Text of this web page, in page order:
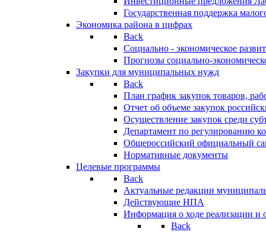
Государственная поддержка
Экономика района в цифрах
Back
Социально - экономическое
Прогнозы социально-
Закупки для муниципальных нужд
Back
План график закупок товаров,
Отчет об объеме закупок
Осуществление закупок среди
Департамент по регулированию
Общероссийский официальный
Нормативные документы
Целевые программы
Back
Актуальные редакции
Действующие НПА
Информация о ходе реализации
Back